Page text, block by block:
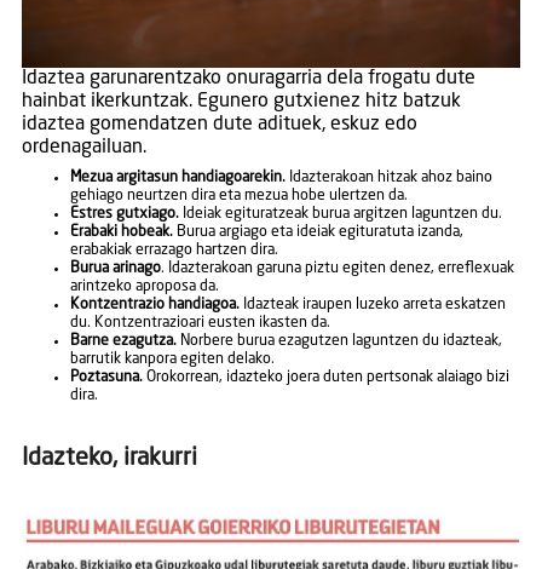
Idaztea garunarentzako onuragarria dela frogatu dute
hainbat ikerkuntzak. Egunero gutxienez hitz batzuk
idaztea gomendatzen dute adituek, eskuz edo
ordenagailuan.
Mezua argitasun handiagoarekin.Idazterakoan hitzak ahoz baino
gehiago neurtzen dira eta mezua hobe ulertzen da.
Estres gutxiago.Ideiak egituratzeak burua argitzen laguntzen du.
Erabaki hobeak.Burua argiago eta ideiak egituratuta izanda,
erabakiak errazago hartzen dira.
Burua arinago. Idazterakoan garuna piztu egiten denez, erreflexuak
arintzeko aproposa da.
Kontzentrazio handiagoa.Idazteak iraupen luzeko arreta eskatzen
du. Kontzentrazioari eusten ikasten da.
Barne ezagutza.Norbere burua ezagutzen laguntzen du idazteak,
barrutik kanpora egiten delako.
Poztasuna.Orokorrean, idazteko joera duten pertsonak alaiago bizi
dira.
Idazteko, irakurri